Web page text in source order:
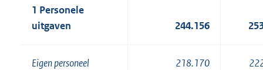
1 Personele
uitgaven
244.156
Eigen personeel 218.170